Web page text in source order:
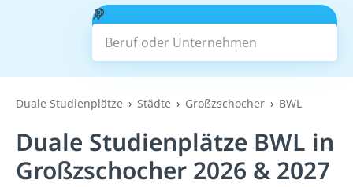
Beruf oder Unternehmen
Suchen
Duale Studienplätze Städte Großzschocher BWL
Duale Studienplätze BWL in
Großzschocher 2026 & 2027